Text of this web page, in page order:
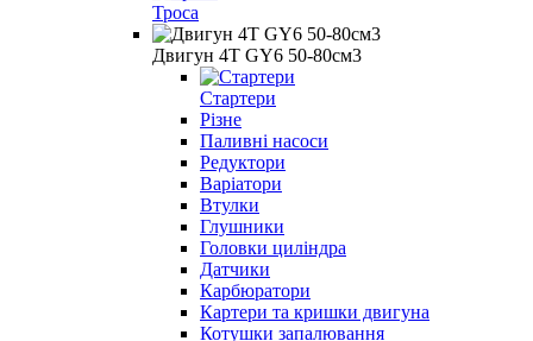
Троса
Двигун 4Т GY6 50-80см3
Стартери
Різне
Паливні насоси
Редуктори
Варіатори
Втулки
Глушники
Головки циліндра
Датчики
Карбюратори
Картери та кришки двигуна
Котушки запалювання